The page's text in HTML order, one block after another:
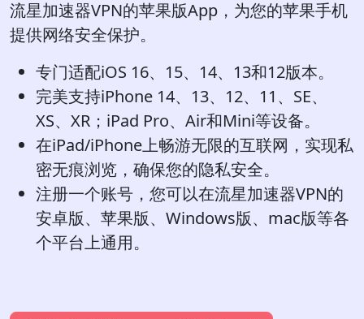
流星加速器VPN的苹果版App，为您的苹果手机
提供网络安全保护。
专门适配iOS 16、15、14、13和12版本。
完美支持iPhone 14、13、12、11、SE、
XS、XR；iPad Pro、Air和Mini等设备。
在iPad/iPhone上畅游无限的互联网，实现私
密无痕浏览，确保您的隐私安全。
注册一个账号，您可以在流星加速器VPN的
安卓版、苹果版、Windows版、mac版等各
个平台上通用。